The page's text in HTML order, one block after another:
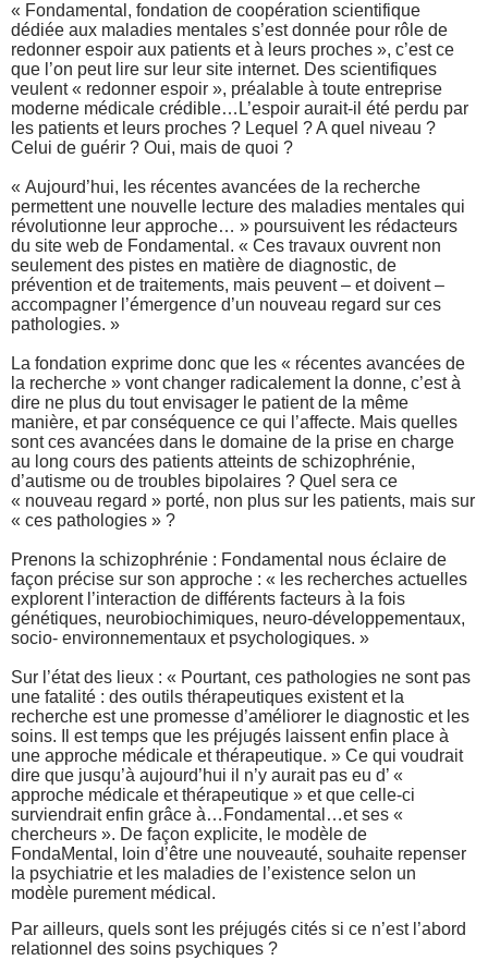
« Fondamental, fondation de coopération scientifique
dédiée aux maladies mentales s’est donnée pour rôle de
redonner espoir aux patients et à leurs proches », c’est ce
que l’on peut lire sur leur site internet. Des scientifiques
veulent « redonner espoir », préalable à toute entreprise
moderne médicale crédible…L’espoir aurait-il été perdu par
les patients et leurs proches ? Lequel ? A quel niveau ?
Celui de guérir ? Oui, mais de quoi ?
« Aujourd’hui, les récentes avancées de la recherche
permettent une nouvelle lecture des maladies mentales qui
révolutionne leur approche… » poursuivent les rédacteurs
du site web de Fondamental. « Ces travaux ouvrent non
seulement des pistes en matière de diagnostic, de
prévention et de traitements, mais peuvent – et doivent –
accompagner l’émergence d’un nouveau regard sur ces
pathologies. »
La fondation exprime donc que les « récentes avancées de
la recherche » vont changer radicalement la donne, c’est à
dire ne plus du tout envisager le patient de la même
manière, et par conséquence ce qui l’affecte. Mais quelles
sont ces avancées dans le domaine de la prise en charge
au long cours des patients atteints de schizophrénie,
d’autisme ou de troubles bipolaires ? Quel sera ce
« nouveau regard » porté, non plus sur les patients, mais sur
« ces pathologies » ?
Prenons la schizophrénie : Fondamental nous éclaire de
façon précise sur son approche : « les recherches actuelles
explorent l’interaction de différents facteurs à la fois
génétiques, neurobiochimiques, neuro-développementaux,
socio- environnementaux et psychologiques. »
Sur l’état des lieux : « Pourtant, ces pathologies ne sont pas
une fatalité : des outils thérapeutiques existent et la
recherche est une promesse d’améliorer le diagnostic et les
soins. Il est temps que les préjugés laissent enfin place à
une approche médicale et thérapeutique. » Ce qui voudrait
dire que jusqu’à aujourd’hui il n’y aurait pas eu d’ «
approche médicale et thérapeutique » et que celle-ci
surviendrait enfin grâce à…Fondamental…et ses «
chercheurs ». De façon explicite, le modèle de
FondaMental, loin d’être une nouveauté, souhaite repenser
la psychiatrie et les maladies de l’existence selon un
modèle purement médical.
Par ailleurs, quels sont les préjugés cités si ce n’est l’abord
relationnel des soins psychiques ?